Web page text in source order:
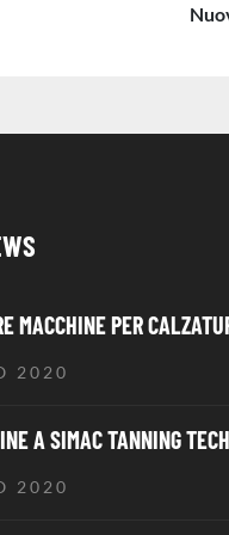
MACCHINE PER
2020
A SIMAC TANNING TECH
2020